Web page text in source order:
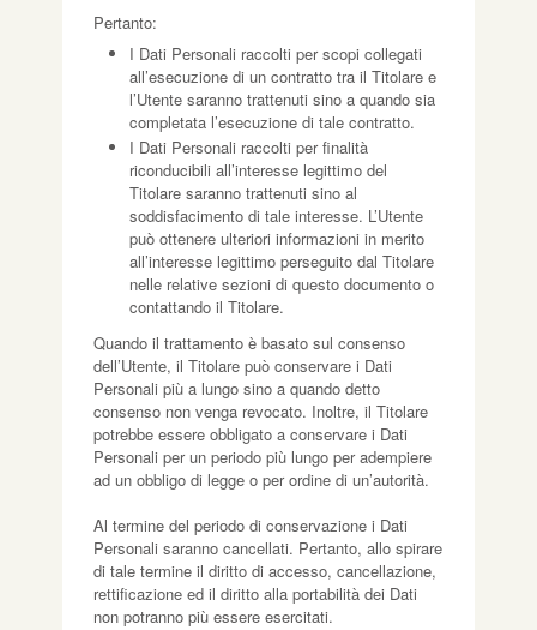
Pertanto:
I Dati Personali raccolti per scopi collegati
all’esecuzione di un contratto tra il Titolare e
l’Utente saranno trattenuti sino a quando sia
completata l’esecuzione di tale contratto.
I Dati Personali raccolti per finalità
riconducibili all’interesse legittimo del
Titolare saranno trattenuti sino al
soddisfacimento di tale interesse. L’Utente
può ottenere ulteriori informazioni in merito
all’interesse legittimo perseguito dal Titolare
nelle relative sezioni di questo documento o
contattando il Titolare.
Quando il trattamento è basato sul consenso
dell’Utente, il Titolare può conservare i Dati
Personali più a lungo sino a quando detto
consenso non venga revocato. Inoltre, il Titolare
potrebbe essere obbligato a conservare i Dati
Personali per un periodo più lungo per adempiere
ad un obbligo di legge o per ordine di un’autorità.
Al termine del periodo di conservazione i Dati
Personali saranno cancellati. Pertanto, allo spirare
di tale termine il diritto di accesso, cancellazione,
rettificazione ed il diritto alla portabilità dei Dati
non potranno più essere esercitati.